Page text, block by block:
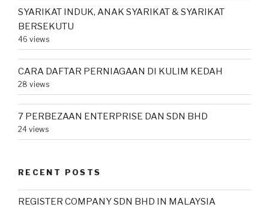
SYARIKAT INDUK, ANAK SYARIKAT & SYARIKAT
BERSEKUTU
46 views
CARA DAFTAR PERNIAGAAN DI KULIM KEDAH
28 views
7 PERBEZAAN ENTERPRISE DAN SDN BHD
24 views
RECENT POSTS
REGISTER COMPANY SDN BHD IN MALAYSIA